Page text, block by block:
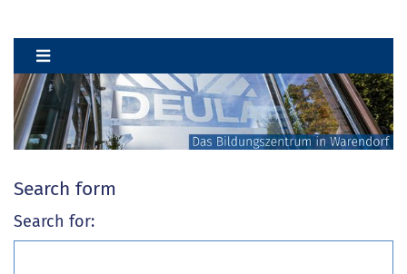
Search form
Search for: